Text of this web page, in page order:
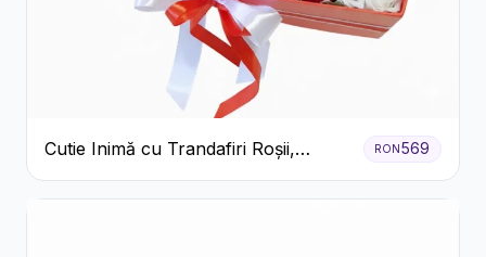
Cutie Inimă cu Trandafiri Roșii,
Crizanteme Albe și Bomboane
Raffaello
RON569